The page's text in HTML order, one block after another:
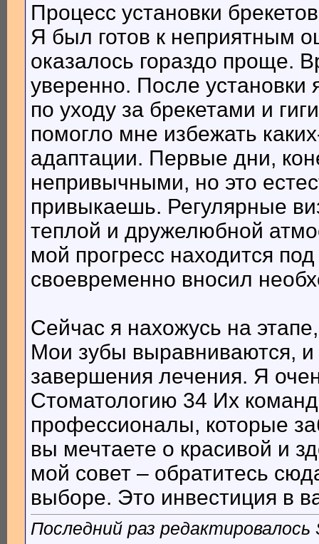
Процесс установки
Я был готов к неприятным
оказалось гораздо проще.
уверенно. После установки
по уходу за брекетами и
помогло мне избежать
адаптации. Первые дни,
непривычными, но это
привыкаешь. Регулярные
теплой и дружелюбной
мой прогресс находится
своевременно вносил
Сейчас я нахожусь на
Мои зубы выравниваются, и
завершения лечения. Я
Стоматологию 34 Их
профессионалы, которые
вы мечтаете о красивой и
мой совет – обратитесь
выборе. Это инвестиция в
Последний раз